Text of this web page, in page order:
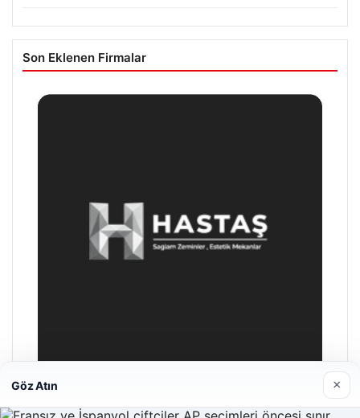
Son Eklenen Firmalar
Prenses Night Club
Göz Atın ×